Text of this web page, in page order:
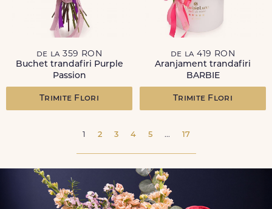
de la 359 RON
Buchet trandafiri Purple
Passion
Trimite Flori
de la 419 RON
Aranjament trandafiri
BARBIE
Trimite Flori
1 2 3 4 5 ... 17